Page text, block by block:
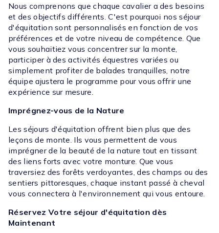
Nous comprenons que chaque cavalier a des besoins
et des objectifs différents. C'est pourquoi nos séjour
d'équitation sont personnalisés en fonction de vos
préférences et de votre niveau de compétence. Que
vous souhaitiez vous concentrer sur la monte,
participer à des activités équestres variées ou
simplement profiter de balades tranquilles, notre
équipe ajustera le programme pour vous offrir une
expérience sur mesure.
Imprégnez-vous de la Nature
Les séjours d'équitation offrent bien plus que des
leçons de monte. Ils vous permettent de vous
imprégner de la beauté de la nature tout en tissant
des liens forts avec votre monture. Que vous
traversiez des forêts verdoyantes, des champs ou des
sentiers pittoresques, chaque instant passé à cheval
vous connectera à l'environnement qui vous entoure.
Réservez Votre séjour d'équitation dès
Maintenant